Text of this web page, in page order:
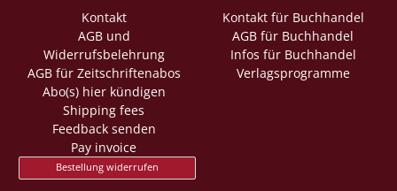
Kontakt
AGB und
Widerrufsbelehrung
AGB für Zeitschriftenabos
Abo(s) hier kündigen
Shipping fees
Feedback senden
Pay invoice
Bestellung widerrufen
Kontakt für Buchhandel
AGB für Buchhandel
Infos für Buchhandel
Verlagsprogramme